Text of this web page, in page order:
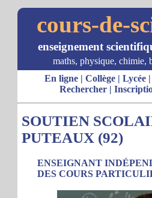
cours-de-
enseignement
maths, physique, chimie,
En ligne| Collège| Lycée|
Rechercher|
SOUTIEN
PUTEAUX (92)
ENSEIGNANT
DES COURS